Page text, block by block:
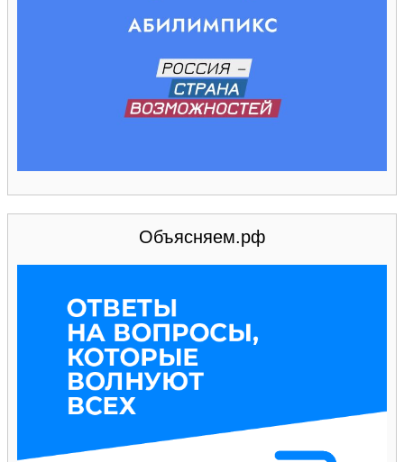
Объясняем.рф